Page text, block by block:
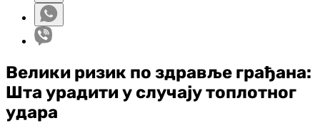
Велики ризик по здравље грађана:
Шта урадити у случају топлотног
удара